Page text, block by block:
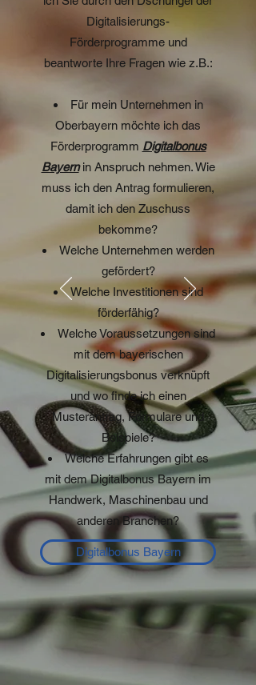
Digitalisierungs-
Förderprogramme und
beantworte Ihre Fragen wie z.B.:
Für mein Unternehmen in
Oberbayern möchte ich das
Förderprogramm Digitalbonus
Bayernin Anspruch nehmen. Wie
muss ich den Antrag formulieren,
damit ich den Zuschuss
bekomme?
Welche Unternehmen werden
gefördert?
Welche Investitionen sind
förderfähig?
Welche Voraussetzungen sind
mit dem bayerischen
Digitalisierungsbonus verknüpft
und wo finde ich einen
Musterantrag, Formulare und
Beispiele?
Welche Erfahrungen gibt es
mit dem Digitalbonus Bayern im
Handwerk, Maschinenbau und
anderen Branchen?
Digitalbonus Bayern